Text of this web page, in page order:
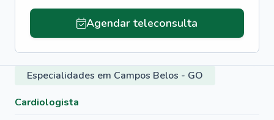
Agendar teleconsulta
Especialidades em Campos Belos - GO
Cardiologista